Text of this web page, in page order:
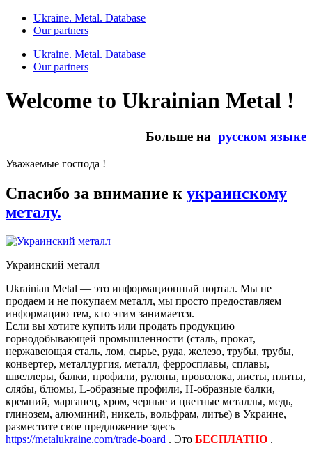
Ukraine. Metal. Database
Our partners
Ukraine. Metal. Database
Our partners
Welcome to Ukrainian Metal !
Больше на русском языке
Уважаемые господа !
Спасибо за внимание к украинскому
металу.
Украинский металл
Ukrainian Metal — это информационный портал. Мы не
продаем и не покупаем металл, мы просто предоставляем
информацию тем, кто этим занимается.
Если вы хотите купить или продать продукцию
горнодобывающей промышленности (сталь, прокат,
нержавеющая сталь, лом, сырье, руда, железо, трубы, трубы,
конвертер, металлургия, металл, ферросплавы, сплавы,
швеллеры, балки, профили, рулоны, проволока, листы, плиты,
слябы, блюмы, L-образные профили, H-образные балки,
кремний, марганец, хром, черные и цветные металлы, медь,
глинозем, алюминий, никель, вольфрам, литье) в Украине,
разместите свое предложение здесь —
https://metalukraine.com/trade-board . Это БЕСПЛАТНО .